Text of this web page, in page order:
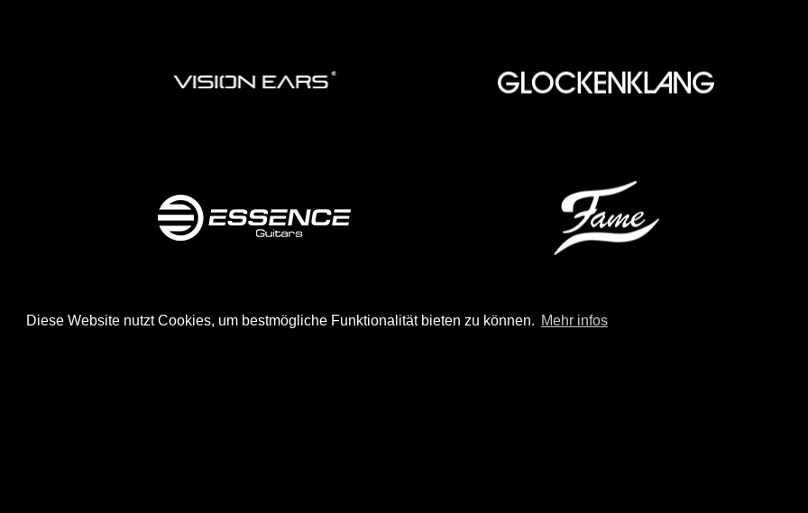
Diese Website nutzt Cookies, um bestmögliche Funktionalität bieten zu können. Mehr infos